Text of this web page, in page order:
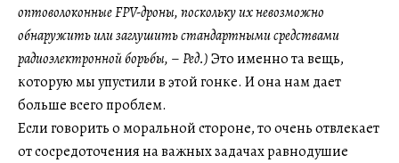
оптоволоконные FPV-дроны, поскольку их невозможно
обнаружить или заглушить стандартными средствами
радиоэлектронной борьбы, –Ред.)Это именно та вещь,
которую мы упустили в этой гонке. И она нам дает
больше всего проблем.
Если говорить о моральной стороне, то очень отвлекает
от сосредоточения на важных задачах равнодушие